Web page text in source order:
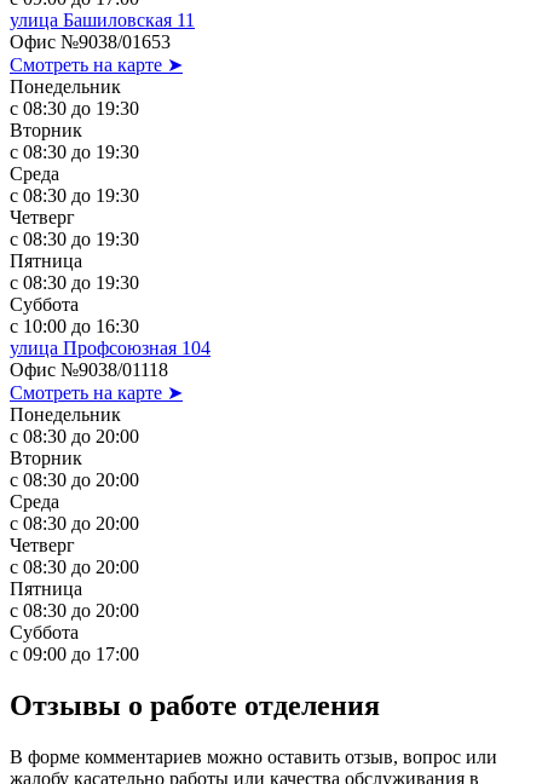
улица Башиловская 11
Офис №9038/01653
Смотреть на карте ➤
Понедельник
с 08:30 до 19:30
Вторник
с 08:30 до 19:30
Среда
с 08:30 до 19:30
Четверг
с 08:30 до 19:30
Пятница
с 08:30 до 19:30
Суббота
с 10:00 до 16:30
улица Профсоюзная 104
Офис №9038/01118
Смотреть на карте ➤
Понедельник
с 08:30 до 20:00
Вторник
с 08:30 до 20:00
Среда
с 08:30 до 20:00
Четверг
с 08:30 до 20:00
Пятница
с 08:30 до 20:00
Суббота
с 09:00 до 17:00
Отзывы о работе отделения
В форме комментариев можно оставить отзыв, вопрос или
жалобу касательно работы или качества обслуживания в